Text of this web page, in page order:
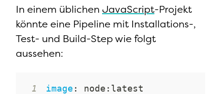
In einem üblichen JavaScript-Projekt
könnte eine Pipeline mit Installations-,
Test- und Build-Step wie folgt
aussehen:
1 image : node :